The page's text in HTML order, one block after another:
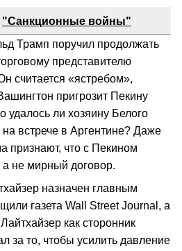
"Санкционные войны"
Трамп поручил продолжать
представителю
считается «ястребом»,
пригрозит Пекину
ли хозяину Белого
на встрече в Аргентине? Даже
признают, что с Пекином
не мирный договор.
назначен главным
газета Wall Street Journal, а
как сторонник
за то, чтобы усилить давление